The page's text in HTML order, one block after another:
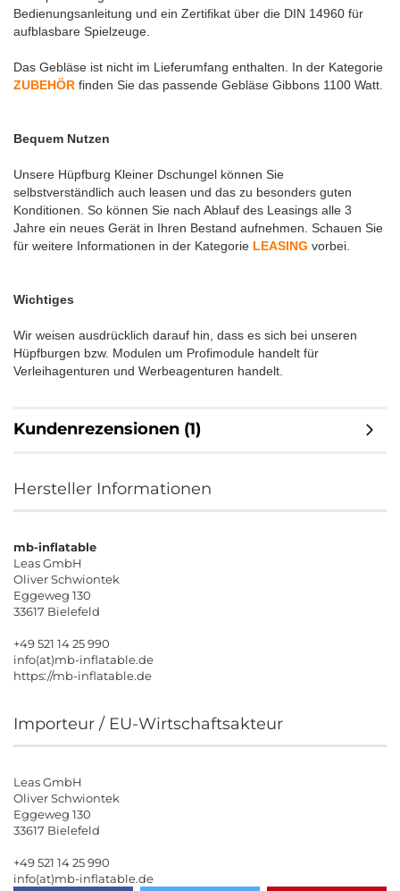
Bedienungsanleitung und ein Zertifikat über die DIN 14960 für
aufblasbare Spielzeuge.
Das Gebläse ist nicht im Lieferumfang enthalten. In der Kategorie
ZUBEHÖR finden Sie das passende Gebläse Gibbons 1100 Watt.
Bequem Nutzen
Unsere Hüpfburg Kleiner Dschungel können Sie
selbstverständlich auch leasen und das zu besonders guten
Konditionen. So können Sie nach Ablauf des Leasings alle 3
Jahre ein neues Gerät in Ihren Bestand aufnehmen. Schauen Sie
für weitere Informationen in der Kategorie LEASING vorbei.
Wichtiges
Wir weisen ausdrücklich darauf hin, dass es sich bei unseren
Hüpfburgen bzw. Modulen um Profimodule handelt für
Verleihagenturen und Werbeagenturen handelt.
Kundenrezensionen (1)
Hersteller Informationen
mb-inflatable
Leas GmbH
Oliver Schwiontek
Eggeweg 130
33617 Bielefeld
+49 521 14 25 990
info(at)mb-inflatable.de
https://mb-inflatable.de
Importeur / EU-Wirtschaftsakteur
Leas GmbH
Oliver Schwiontek
Eggeweg 130
33617 Bielefeld
+49 521 14 25 990
info(at)mb-inflatable.de